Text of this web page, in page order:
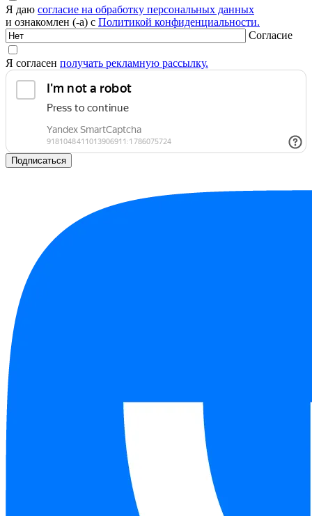
Я даю согласие на обработку персональных данных
и ознакомлен (-а) с Политикой конфиденциальности.
Согласие
Я согласен получать рекламную рассылку.